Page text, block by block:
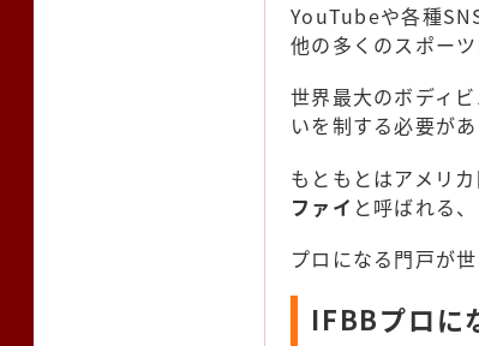
YouTubeや各種SNS
他の多くのスポー
世界最大のボディ
いを制する必要が
もともとはアメリ
ファイ と呼ばれる
プロになる門戸が
IFBBプロに